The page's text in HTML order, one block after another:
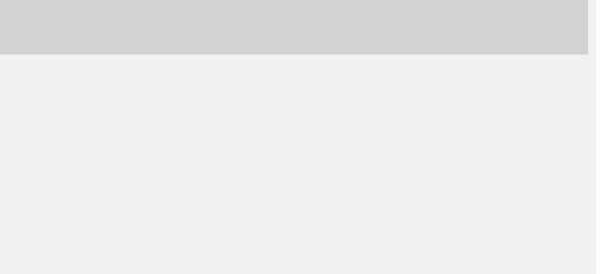
Docs_México